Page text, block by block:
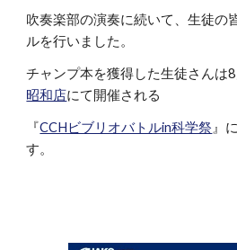
吹奏楽部の演奏に続いて、生徒の
ルを行いました。
チャンプ本を獲得した生徒さんは
昭和店にて開催される
『CCHビブリオバトルin科学祭 』
す。